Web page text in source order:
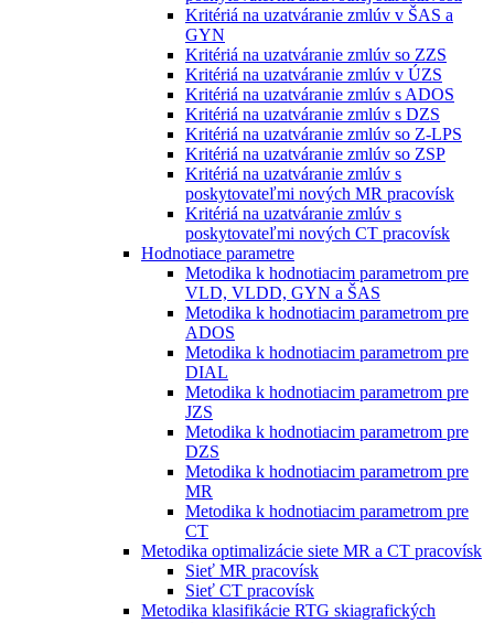
Kritériá na uzatváranie zmlúv v ŠAS a
GYN
Kritériá na uzatváranie zmlúv so ZZS
Kritériá na uzatváranie zmlúv v ÚZS
Kritériá na uzatváranie zmlúv s ADOS
Kritériá na uzatváranie zmlúv s DZS
Kritériá na uzatváranie zmlúv so Z-LPS
Kritériá na uzatváranie zmlúv so ZSP
Kritériá na uzatváranie zmlúv s
poskytovateľmi nových MR pracovísk
Kritériá na uzatváranie zmlúv s
poskytovateľmi nových CT pracovísk
Hodnotiace parametre
Metodika k hodnotiacim parametrom pre
VLD, VLDD, GYN a ŠAS
Metodika k hodnotiacim parametrom pre
ADOS
Metodika k hodnotiacim parametrom pre
DIAL
Metodika k hodnotiacim parametrom pre
JZS
Metodika k hodnotiacim parametrom pre
DZS
Metodika k hodnotiacim parametrom pre
MR
Metodika k hodnotiacim parametrom pre
CT
Metodika optimalizácie siete MR a CT pracovísk
Sieť MR pracovísk
Sieť CT pracovísk
Metodika klasifikácie RTG skiagrafických